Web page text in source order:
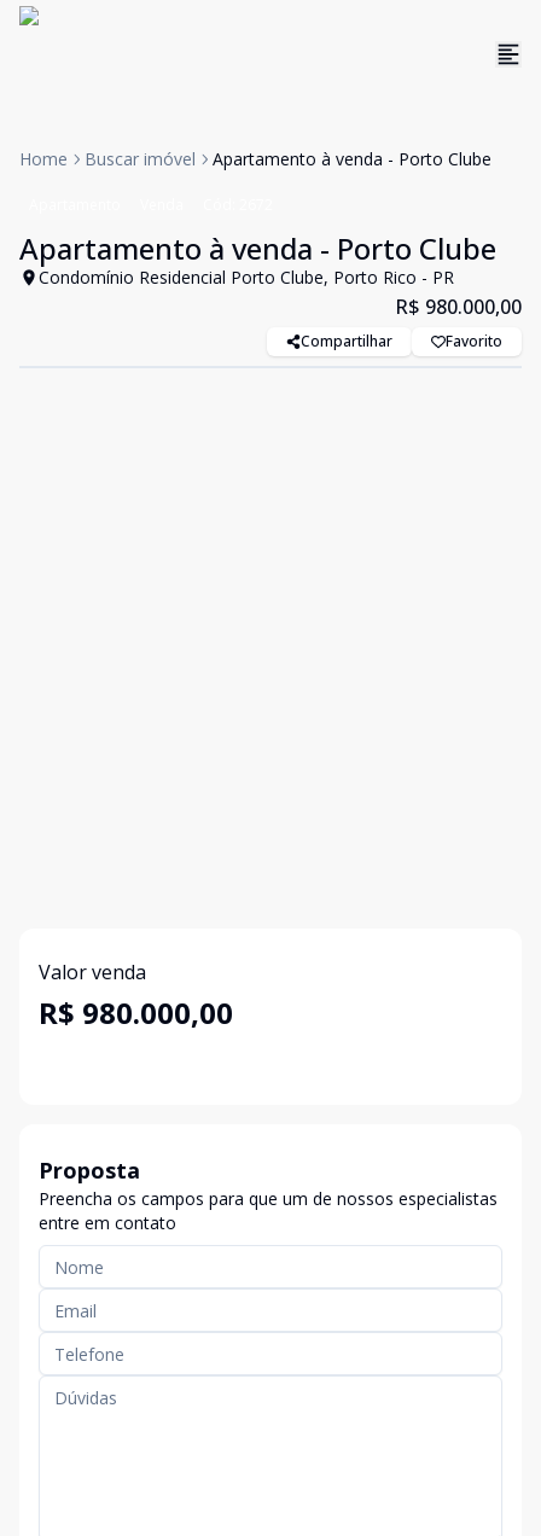
Home Buscar imóvel Apartamento à venda - Porto Clube
Apartamento à venda - Porto Clube
Condomínio Residencial Porto Clube, Porto Rico - PR
R$ 980.000,00
Compartilhar Favorito
Valor venda
R$ 980.000,00
Proposta
Preencha os campos para que um de nossos especialistas
entre em contato